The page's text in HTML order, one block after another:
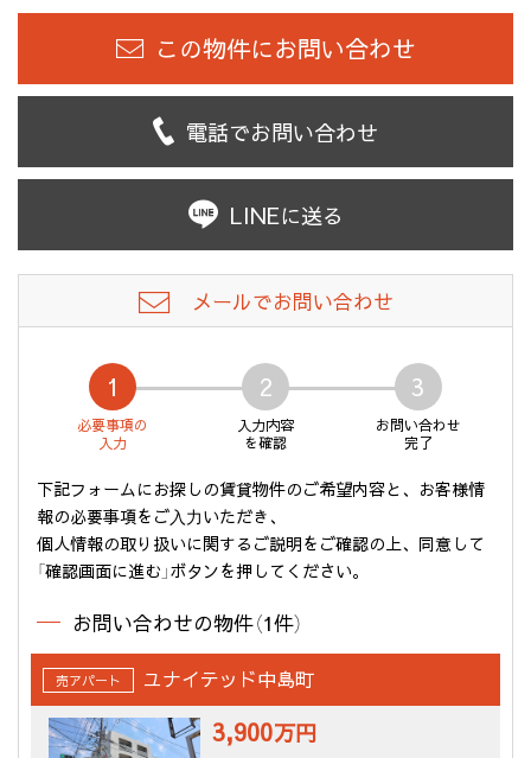
この物件にお問い合わせ
電話でお問い合わせ
LINEに送る
メールでお問い合わせ
1
必要事項の
入力
2
入力内容
を確認
3
お問い合わせ
完了
下記フォームにお探しの賃貸物件のご希望内容と、お客様情
報の必要事項をご⼊⼒いただき、
個人情報の取り扱いに関するご説明をご確認の上、同意して
「確認画面に進む」ボタンを押してください。
お問い合わせの物件（1件）
売アパート ユナイテッド中島町
3,900万円